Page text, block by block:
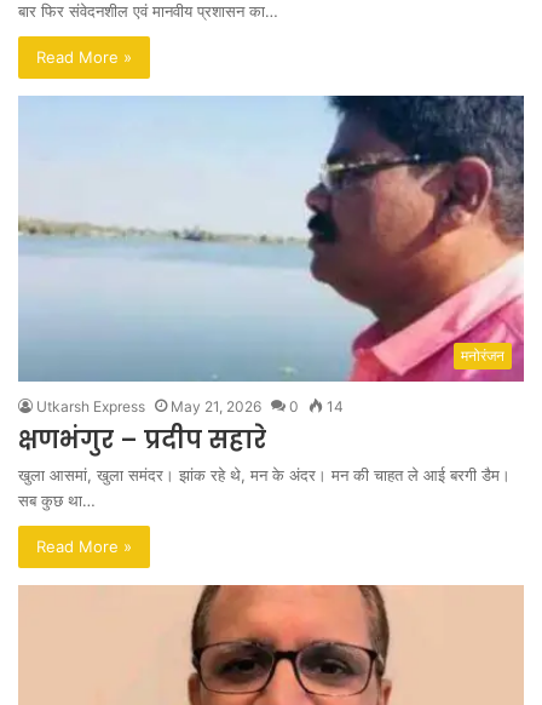
बार फिर संवेदनशील एवं मानवीय प्रशासन का…
Read More »
मनोरंजन
Utkarsh Express May 21, 2026 0 14
क्षणभंगुर – प्रदीप सहारे
खुला आसमां, खुला समंदर। झांक रहे थे, मन के अंदर। मन की चाहत ले आई बरगी डैम।
सब कुछ था…
Read More »